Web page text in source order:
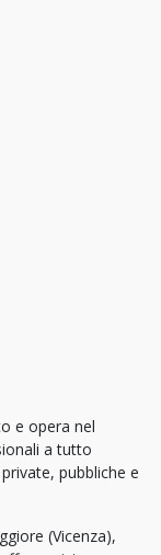
e opera nel
a tutto
pubbliche e
(Vicenza),